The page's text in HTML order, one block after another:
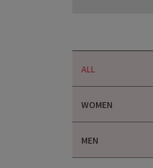
ALL
WOMEN
MEN